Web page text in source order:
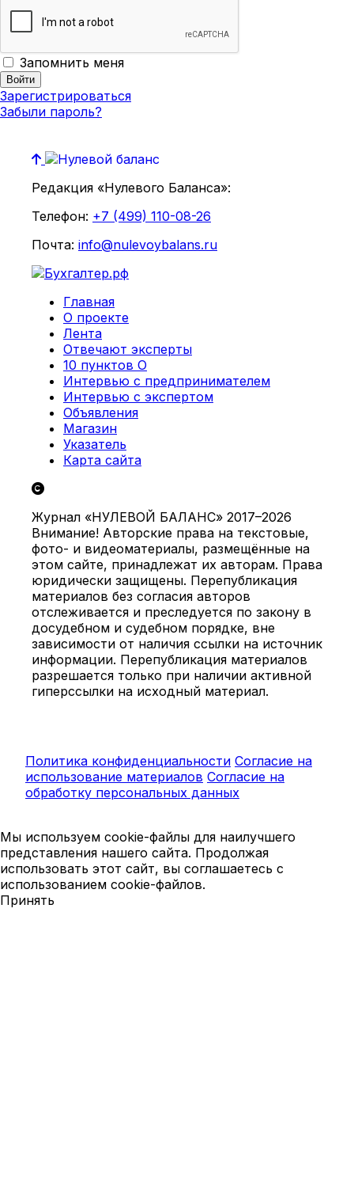
Запомнить меня
Зарегистрироваться
Забыли пароль?
Редакция «Нулевого Баланса»:
Телефон: +7 (499) 110-08-26
Почта: info@nulevoybalans.ru
Главная
О проекте
Лента
Отвечают эксперты
10 пунктов О
Интервью с предпринимателем
Интервью с экспертом
Объявления
Магазин
Указатель
Карта сайта
Журнал «НУЛЕВОЙ БАЛАНС» 2017–2026
Внимание! Авторские права на текстовые,
фото- и видеоматериалы, размещённые на
этом сайте, принадлежат их авторам. Права
юридически защищены. Перепубликация
материалов без согласия авторов
отслеживается и преследуется по закону в
досудебном и судебном порядке, вне
зависимости от наличия ссылки на источник
информации. Перепубликация материалов
разрешается только при наличии активной
гиперссылки на исходный материал.
Политика конфиденциальности Согласие на
использование материалов Согласие на
обработку персональных данных
Мы используем cookie-файлы для наилучшего
представления нашего сайта. Продолжая
использовать этот сайт, вы соглашаетесь с
использованием cookie-файлов.
Принять